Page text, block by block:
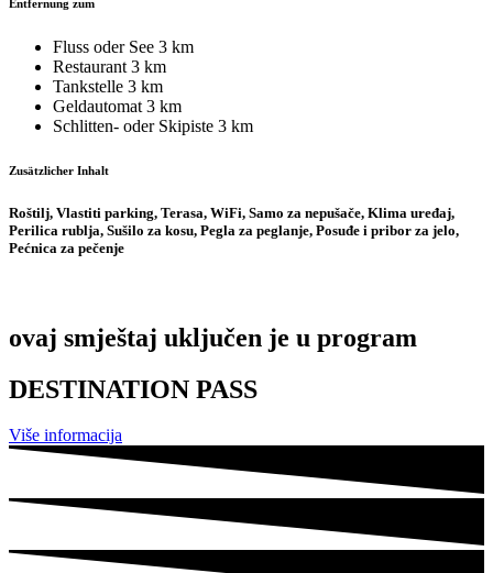
Entfernung zum
Fluss oder See 3 km
Restaurant 3 km
Tankstelle 3 km
Geldautomat 3 km
Schlitten- oder Skipiste 3 km
Zusätzlicher Inhalt
Roštilj, Vlastiti parking, Terasa, WiFi, Samo za nepušače, Klima uređaj,
Perilica rublja, Sušilo za kosu, Pegla za peglanje, Posuđe i pribor za jelo,
Pećnica za pečenje
ovaj smještaj uključen je u program
DESTINATION PASS
Više informacija